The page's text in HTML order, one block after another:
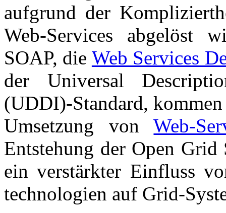
aufgrund der
Web-Services abgelöst
SOAP, die Web Services
der Universal
(UDDI)-Standard,
Umsetzung vonWeb-
Entstehung der Open Grid
ein verstärkter Einfluss
technologien auf Grid-